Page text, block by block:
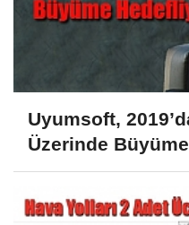
Uyumsoft,
Üzerinde